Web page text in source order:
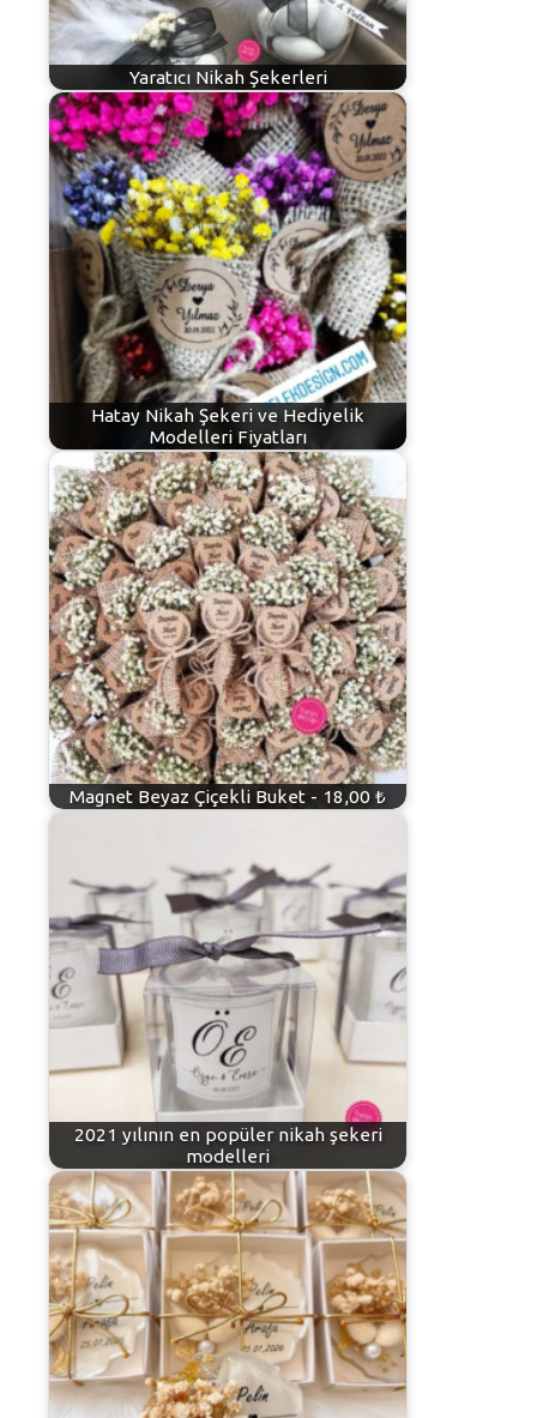
Yaratıcı Nikah Şekerleri
Hatay Nikah Şekeri ve Hediyelik
Modelleri Fiyatları
Magnet Beyaz Çiçekli Buket - 18,00 ₺
2021 yılının en popüler nikah şekeri
modelleri